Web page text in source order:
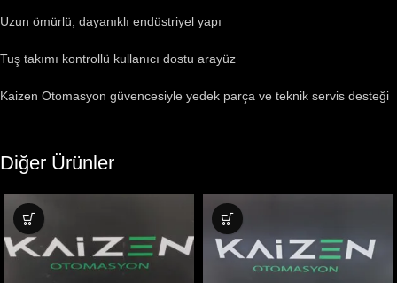
Uzun ömürlü, dayanıklı endüstriyel yapı
Tuş takımı kontrollü kullanıcı dostu arayüz
Kaizen Otomasyon güvencesiyle yedek parça ve teknik servis desteği
Diğer Ürünler